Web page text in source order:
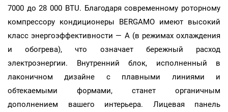
7000 до 28 000 BTU. Благодаря современному роторному
компрессору кондиционеры BERGAMO имеют высокий
класс энергоэффективности — A (в режимах охлаждения
и обогрева), что означает бережный расход
электроэнергии. Внутренний блок, исполненный в
лаконичном дизайне с плавными линиями и
обтекаемыми формами, станет органичным
дополнением вашего интерьера. Лицевая панель